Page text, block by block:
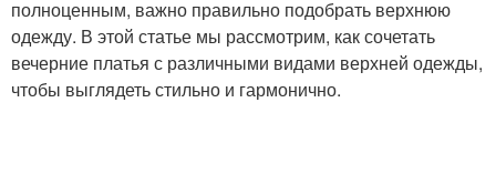
Черное платье
Платье с верхней
одеждой
полноценным, важно правильно подобрать верхнюю
одежду. В этой статье мы рассмотрим, как сочетать
вечерние платья с различными видами верхней одежды,
чтобы выглядеть стильно и гармонично.